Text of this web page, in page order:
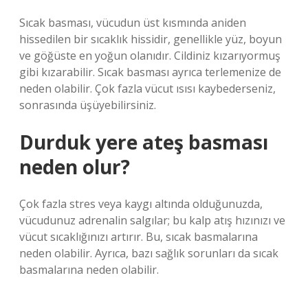
Sıcak basması, vücudun üst kısmında aniden
hissedilen bir sıcaklık hissidir, genellikle yüz, boyun
ve göğüste en yoğun olanıdır. Cildiniz kızarıyormuş
gibi kızarabilir. Sıcak basması ayrıca terlemenize de
neden olabilir. Çok fazla vücut ısısı kaybederseniz,
sonrasında üşüyebilirsiniz.
Durduk yere ateş basması
neden olur?
Çok fazla stres veya kaygı altında olduğunuzda,
vücudunuz adrenalin salgılar; bu kalp atış hızınızı ve
vücut sıcaklığınızı artırır. Bu, sıcak basmalarına
neden olabilir. Ayrıca, bazı sağlık sorunları da sıcak
basmalarına neden olabilir.